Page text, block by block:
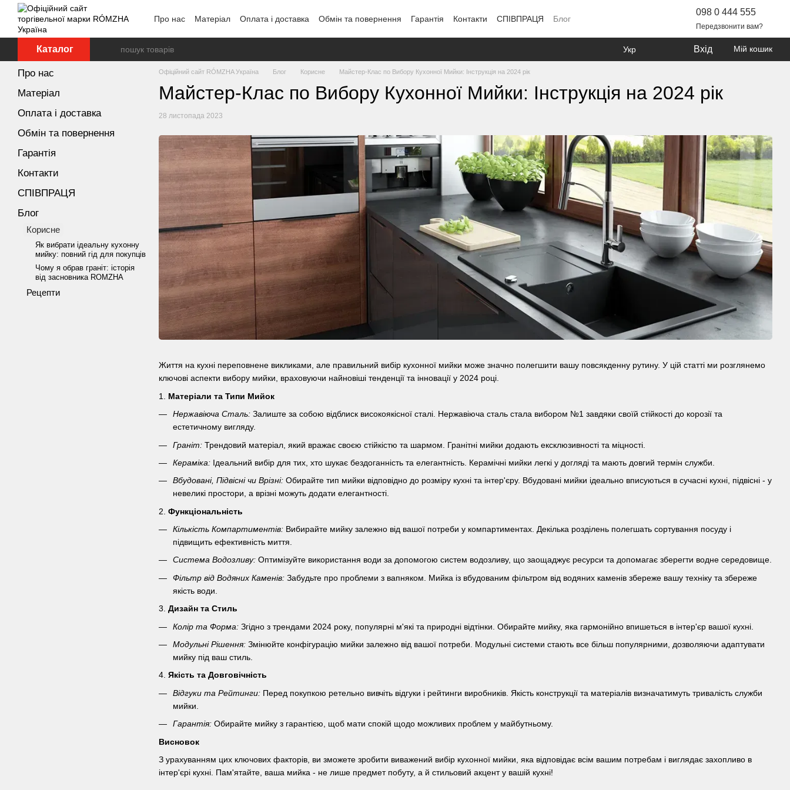
Перейти до основного контенту
Про нас
Матеріал Оплата і доставка Обмін та повернення Гарантія Контакти СПІВПРАЦЯ Блог
098 0 444 555
Передзвонити вам?
Каталог Укр Вхід Мій кошик
Офіційний сайт RÓMZHA Україна Блог Корисне Майстер-Клас по Вибору Кухонної Мийки: Інструкція на 2024 рік
Майстер-Клас по Вибору Кухонної Мийки: Інструкція на 2024 рік
28 листопада 2023
Життя на кухні переповнене викликами, але правильний вибір кухонної мийки може значно полегшити вашу повсякденну рутину. У цій статті ми розглянемо
ключові аспекти вибору мийки, враховуючи найновіші тенденції та інновації у 2024 році.
1. Матеріали та Типи Мийок
Нержавіюча Сталь: Залиште за собою відблиск високоякісної сталі. Нержавіюча сталь стала вибором №1 завдяки своїй стійкості до корозії та
естетичному вигляду.
Граніт: Трендовий матеріал, який вражає своєю стійкістю та шармом. Гранітні мийки додають ексклюзивності та міцності.
Кераміка: Ідеальний вибір для тих, хто шукає бездоганність та елегантність. Керамічні мийки легкі у догляді та мають довгий термін служби.
Вбудовані, Підвісні чи Врізні: Обирайте тип мийки відповідно до розміру кухні та інтер'єру. Вбудовані мийки ідеально вписуються в сучасні кухні, підвісні - у
невеликі простори, а врізні можуть додати елегантності.
2. Функціональність
Кількість Компартиментів: Вибирайте мийку залежно від вашої потреби у компартиментах. Декілька розділень полегшать сортування посуду і
підвищить ефективність миття.
Система Водозливу: Оптимізуйте використання води за допомогою систем водозливу, що заощаджує ресурси та допомагає зберегти водне середовище.
Фільтр від Водяних Каменів: Забудьте про проблеми з вапняком. Мийка із вбудованим фільтром від водяних каменів збереже вашу техніку та збереже
якість води.
3. Дизайн та Стиль
Колір та Форма: Згідно з трендами 2024 року, популярні м'які та природні відтінки. Обирайте мийку, яка гармонійно впишеться в інтер'єр вашої кухні.
Модульні Рішення: Змінюйте конфігурацію мийки залежно від вашої потреби. Модульні системи стають все більш популярними, дозволяючи адаптувати
мийку під ваш стиль.
4. Якість та Довговічність
Відгуки та Рейтинги: Перед покупкою ретельно вивчіть відгуки і рейтинги виробників. Якість конструкції та матеріалів визначатимуть тривалість служби
мийки.
Гарантія: Обирайте мийку з гарантією, щоб мати спокій щодо можливих проблем у майбутньому.
Висновок
З урахуванням цих ключових факторів, ви зможете зробити виважений вибір кухонної мийки, яка відповідає всім вашим потребам і виглядає захопливо в
інтер'єрі кухні. Пам'ятайте, ваша мийка - не лише предмет побуту, а й стильовий акцент у вашій кухні!
Про нас
Матеріал
Оплата і доставка
Обмін та повернення
Гарантія
Контакти
СПІВПРАЦЯ
Блог
Корисне
Як вибрати ідеальну кухонну
мийку: повний гід для покупців
Чому я обрав граніт: історія
від засновника ROMZHA
Рецепти